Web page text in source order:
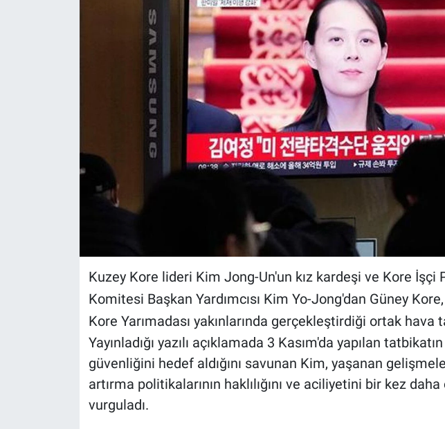
Kuzey Kore lideri Kim Jong-Un'un kız kardeşi ve Kore İşçi
Komitesi Başkan Yardımcısı Kim Yo-Jong'dan Güney
Kore Yarımadası yakınlarında gerçekleştirdiği ortak hava
Yayınladığı yazılı açıklamada 3 Kasım'da yapılan
güvenliğini hedef aldığını savunan Kim, yaşanan
artırma politikalarının haklılığını ve aciliyetini bir kez
vurguladı.